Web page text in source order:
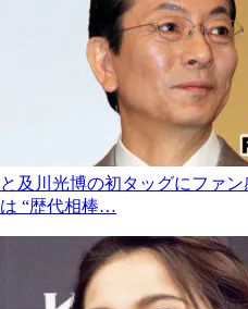
と及川光博の初タッグにファ
は “歴代相棒…